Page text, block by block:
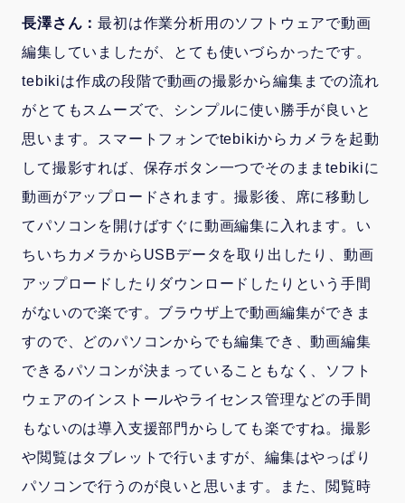
長澤さん：最初は作業分析用のソフトウェアで動画
編集していましたが、とても使いづらかったです。
tebikiは作成の段階で動画の撮影から編集までの流れ
がとてもスムーズで、シンプルに使い勝手が良いと
思います。スマートフォンでtebikiからカメラを起動
して撮影すれば、保存ボタン一つでそのままtebikiに
動画がアップロードされます。撮影後、席に移動し
てパソコンを開けばすぐに動画編集に入れます。い
ちいちカメラからUSBデータを取り出したり、動画
アップロードしたりダウンロードしたりという手間
がないので楽です。ブラウザ上で動画編集ができま
すので、どのパソコンからでも編集でき、動画編集
できるパソコンが決まっていることもなく、ソフト
ウェアのインストールやライセンス管理などの手間
もないのは導入支援部門からしても楽ですね。撮影
や閲覧はタブレットで行いますが、編集はやっぱり
パソコンで行うのが良いと思います。また、閲覧時